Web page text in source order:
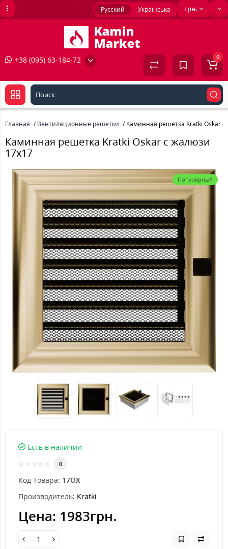
грн.
Русский Українська
+38 (095) 63-184-72 0
Главная Вентиляционные решетки Каминная решетка Kratki Oskar
Каминная решетка Kratki Oskar с жалюзи
17x17
Популярный
Есть в наличии
0
Код Товара: 17OX
Производитель: Kratki
Цена: 1983грн.